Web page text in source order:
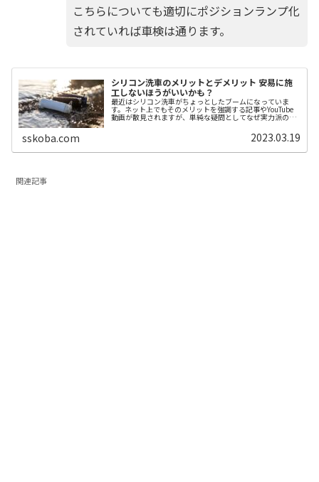
こちらについても適切にポジションランプ化
されていれば車検は通ります。
シリコン洗車のメリットとデメリット 安易に施
工しないほうがいいかも？
最近はシリコン洗車がちょっとしたブームになっていま
す。ネット上でもそのメリットを強調する記事やYouTube
動画が散見されますが、単純な疑問としてなぜ実力派のプ
ロ洗車ショップは採用していないのでしょうか？シリコン
sskoba.com 2023.03.19
関連記事